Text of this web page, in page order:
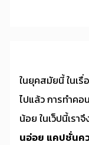
ในยุคสมัยนี้ ในเรื่
ไปแล้ว การทำค
น้อย ในเว็ปนี้เรา
นอ่อย แคปชั่นค